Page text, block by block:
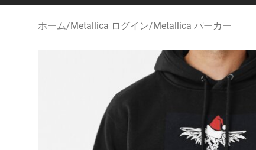
ホーム/Metallica ログイン/Metallica パーカー